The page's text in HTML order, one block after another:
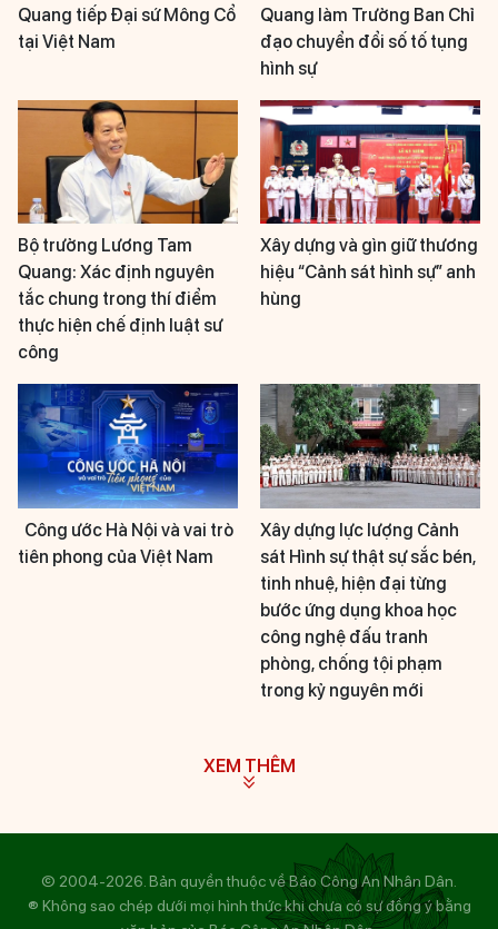
Quang tiếp Đại sứ Mông Cổ
tại Việt Nam
Quang làm Trưởng Ban Chỉ
đạo chuyển đổi số tố tụng
hình sự
Bộ trưởng Lương Tam
Quang: Xác định nguyên
tắc chung trong thí điểm
thực hiện chế định luật sư
công
Xây dựng và gìn giữ thương
hiệu “Cảnh sát hình sự” anh
hùng
Công ước Hà Nội và vai trò
tiên phong của Việt Nam
Xây dựng lực lượng Cảnh
sát Hình sự thật sự sắc bén,
tinh nhuệ, hiện đại từng
bước ứng dụng khoa học
công nghệ đấu tranh
phòng, chống tội phạm
trong kỷ nguyên mới
XEM THÊM
© 2004-2026. Bản quyền thuộc về Báo Công An Nhân Dân.
® Không sao chép dưới mọi hình thức khi chưa có sự đồng ý bằng